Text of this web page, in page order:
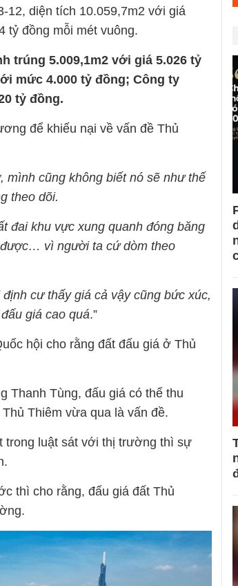
12, diện tích 10.059,7m2 với giá
tỷ đồng mỗi mét vuông.
trúng 5.009,1m2 với giá 5.026 tỷ
mức 4.000 tỷ đồng; Công ty
tỷ đồng.
để khiếu nại về vấn đề Thủ
mình cũng không biết nó sẽ như thế
theo dõi.
đai khu vực xung quanh đóng băng
vì người ta cứ dòm theo
cư thấy giá cả vậy cũng bức xúc,
giá cao quá.”
hội cho rằng đất đấu giá ở Thủ
Thanh Tùng, đấu giá có thể thu
Thiêm vừa qua là vấn đề.
trong luật sát với thị trường thì sự
thì cho rằng, đấu giá đất Thủ